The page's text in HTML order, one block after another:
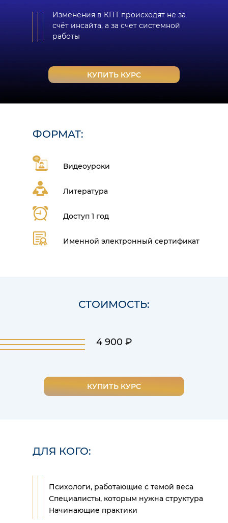
Изменения в КПТ происходят не за
счёт инсайта, а за счет системной
работы
КУПИТЬ КУРС
ФОРМАТ:
Видеоуроки
Литература
Доступ 1 год
Именной электронный сертификат
КУПИТЬ КУРС
СТОИМОСТЬ:
4 900 ₽
ДЛЯ КОГО:
Психологи, работающие с темой веса
Специалисты, которым нужна структура
Начинающие практики